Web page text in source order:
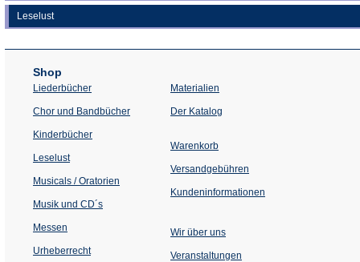
Leselust
Shop
Liederbücher
Chor und Bandbücher
Kinderbücher
Leselust
Musicals / Oratorien
Musik und CD´s
Messen
Urheberrecht
Materialien
Der Katalog
Warenkorb
Versandgebühren
Kundeninformationen
Wir über uns
Veranstaltungen